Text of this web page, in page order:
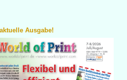
Ausgabe!